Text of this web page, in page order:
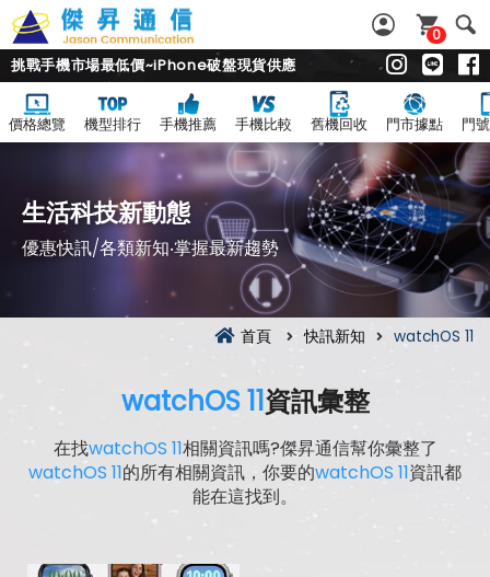
0
挑戰手機市場最低價~iPhone破盤現貨供應
價格總覽 機型排行 手機推薦 手機比較 舊機回收 門市據點 門
生活科技新動態
優惠快訊/各類新知‧掌握最新趨勢
首頁 快訊新知 watchOS 11
watchOS 11資訊彙整
在找watchOS 11相關資訊嗎?傑昇通信幫你彙整了
watchOS 11的所有相關資訊，你要的watchOS 11資訊都
能在這找到。